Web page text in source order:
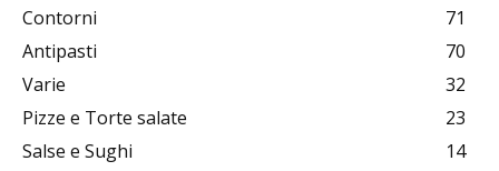
Contorni
71
Antipasti
70
Varie
32
Pizze e Torte salate
23
Salse e Sughi
14